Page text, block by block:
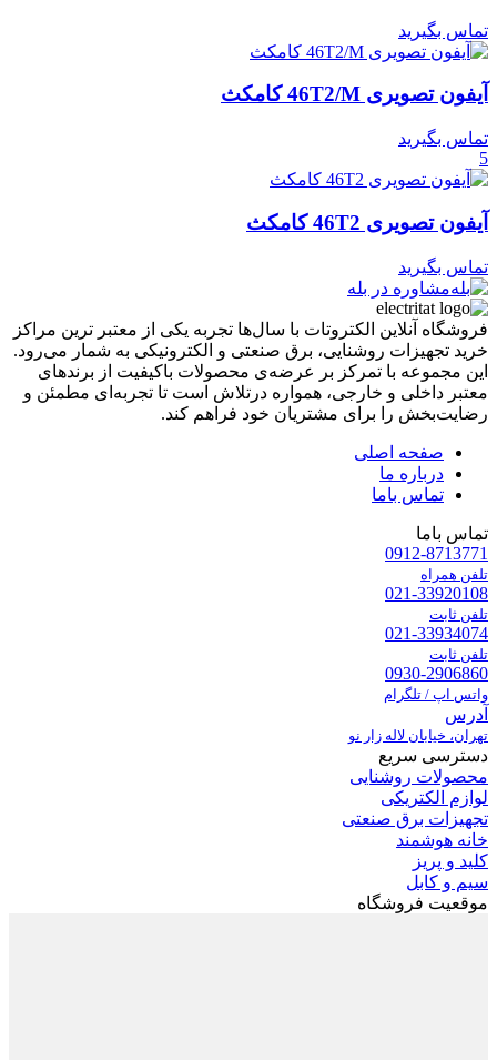
تماس بگیرید
آیفون تصویری 46T2/M کامکث
تماس بگیرید
5
آیفون تصویری 46T2 کامکث
تماس بگیرید
مشاوره در بله
فروشگاه آنلاین الکتروتات با سال‌ها تجربه یکی از معتبر ترین مراکز
خرید تجهیزات روشنایی، برق صنعتی و الکترونیکی به شمار می‌رود.
این مجموعه با تمرکز بر عرضه‌ی محصولات باکیفیت از برندهای
معتبر داخلی و خارجی، همواره درتلاش است تا تجربه‌ای مطمئن و
رضایت‌بخش را برای مشتریان خود فراهم کند.
صفحه اصلی
درباره ما
تماس باما
تماس باما
0912-8713771
تلفن همراه
021-33920108
تلفن ثابت
021-33934074
تلفن ثابت
0930-2906860
واتس اپ / تلگرام
آدرس
تهران، خیابان لاله زار نو
دسترسی سریع
محصولات روشنایی
لوازم الکتریکی
تجهیزات برق صنعتی
خانه هوشمند
کلید و پریز
سیم و کابل
موقعیت فروشگاه